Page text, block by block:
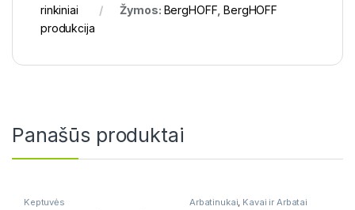
rinkiniai
Žymos: BergHOFF, BergHOFF
produkcija
Panašūs produktai
Keptuvės Arbatinukai, Kavai ir Arbatai